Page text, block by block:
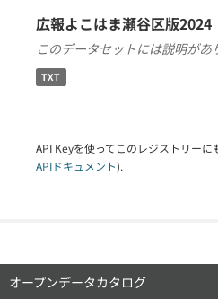
広報よこはま瀬谷区版
このデータセットには説明があ
TXT
API Keyを使ってこのレジストリーに
APIドキュメント).
オープンデータカタログ